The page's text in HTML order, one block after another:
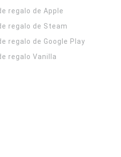
regalo de Apple
regalo de Steam
regalo de Google Play
regalo Vanilla